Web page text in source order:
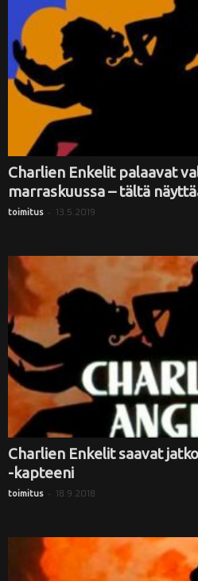
Charlien Enkelit palaavat
marraskuussa – tältä
toimitus - 13.5.2019
Charlien Enkelit saavat
-kapteeni
toimitus - 18.9.2018